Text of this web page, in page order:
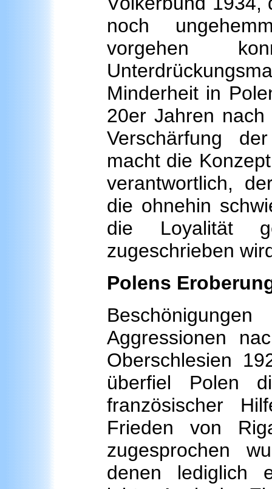
noch
vorgehen
Minderheit in
20er Jahren
Verschärfung
macht die
verantwortlich,
die ohnehin
die Loyalität
zugeschrieben
Polens
Aggressionen
Oberschlesien
überfiel Polen
französischer
Frieden von
zugesprochen
denen lediglich